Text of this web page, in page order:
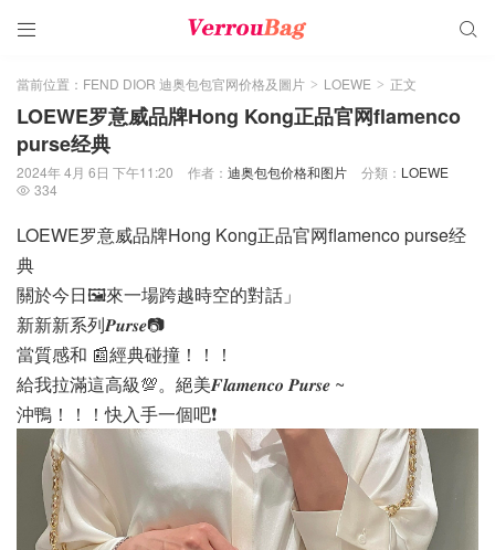
 
當前位置： FEND DIOR 迪奥包包官网价格及圖片 > LOEWE > 正文
LOEWE罗意威品牌Hong Kong正品官网flamenco
purse经典
2024年 4月 6日 下午11:20 作者： 迪奥包包价格和图片 分類： LOEWE
 334
LOEWE罗意威品牌Hong Kong正品官网flamenco purse经
典
關於今日🖼️來一場跨越時空的對話」
新新新系列𝑷𝒖𝒓𝒔𝒆📷
當質感和 📰經典碰撞！！！
給我拉滿這高級💯。絕美𝑭𝒍𝒂𝒎𝒆𝒏𝒄𝒐 𝑷𝒖𝒓𝒔𝒆 ~
沖鴨！！！快入手一個吧❗️